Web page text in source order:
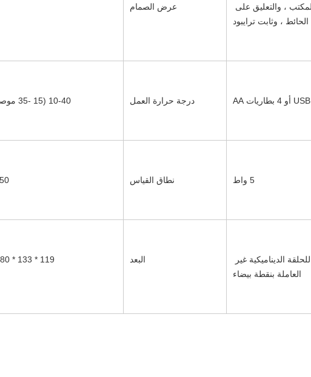
الحائط ، وثابت ترايبود
عرض الصمام
USB أو 4 بطاريات AA درجة حرارة العمل 10-40 (15 -35 موصى به)
5 واط نطاق القياس ℃
العاملة بنقطة بيضاء
البعد 119 * 133 * 280 ملم